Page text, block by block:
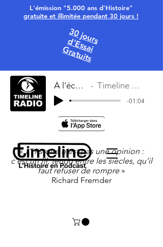
L'émission "5.000 ans d'Histoire"
gratuite et illimitée pendant 30 jours !
30 jours
d'Essai
Gratuits
«L’Histoire n’est pas une opinion :
c’est un fil, tendu entre les siècles, qu’il
faut refuser de rompre»
Richard Fremder
À l'écoute Timeline Radio
-01:04